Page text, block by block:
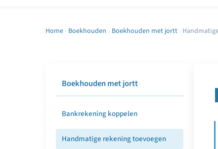
Home › Boekhouden › Boekhouden met jortt ›
Boekhouden met jortt
Bankrekening koppelen
Handmatige rekening toevoegen